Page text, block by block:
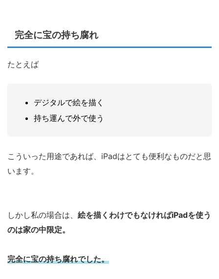
完全に宝の持ち腐れ
たとえば
デジタルで絵を描く
持ち運んで外で使う
こういった用途であれば、iPadはとても便利なものだと思
います。
しかし私の場合は、 絵を描くわけでもなければiPadを使う
のは家の中限定。
完全に宝の持ち腐れでした。